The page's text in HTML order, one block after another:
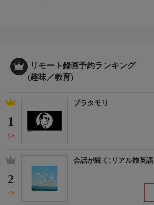
リモート録画予約ランキング
(趣味／教育)
1
(1)
ブラタモリ
2
(3)
会話が続く!リアル旅英語